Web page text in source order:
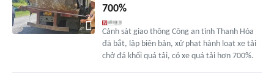
700%
Cảnh sát giao thông Công an tỉnh Thanh Hóa
đã bắt, lập biên bản, xử phạt hành loạt xe tải
chở đá khối quá tải, có xe quá tải hơn 700%.